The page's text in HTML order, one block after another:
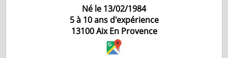
Né le 13/02/1984
5 à 10 ans d'expérience
13100 Aix En Provence